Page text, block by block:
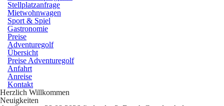
Stellplatzanfrage
Mietwohnwagen
Sport & Spiel
Gastronomie
Preise
Adventuregolf
Übersicht
Preise Adventuregolf
Anfahrt
Anreise
Kontakt
Herzlich Willkommen
Neuigkeiten